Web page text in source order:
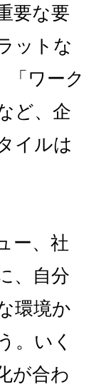
要な要
ットな
「ワーク
ど、企
イルは
ー、社
、自分
環境か
。いく
が合わ